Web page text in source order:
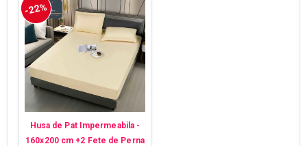
-22%
Husa de Pat Impermeabila -
160x200 cm +2 Fete de Perna